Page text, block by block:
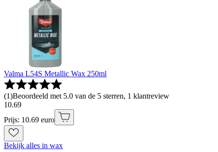
Valma L54S Metallic Wax 250ml
(1)Beoordeeld met 5.0 van de 5 sterren, 1 klantreview
10.69
Prijs: 10.69 euro
Bekijk alles in wax